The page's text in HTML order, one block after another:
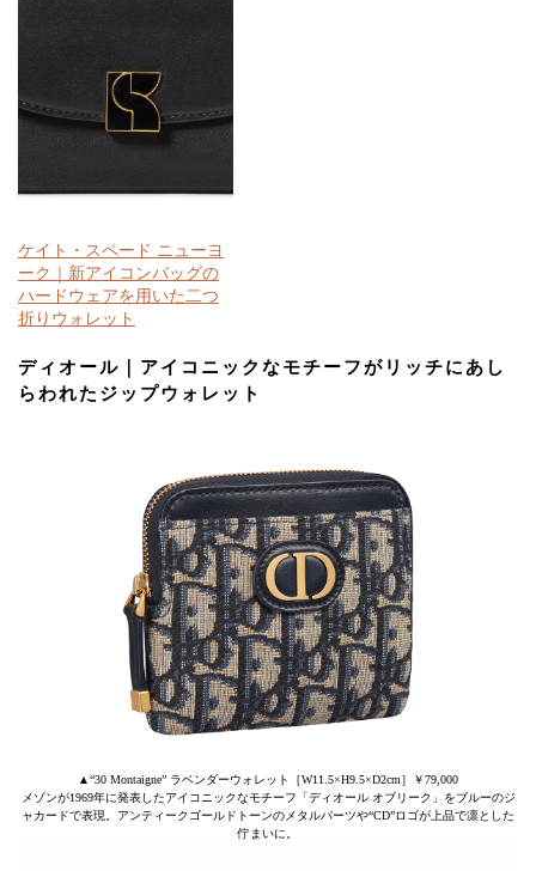
ケイト・スペード ニューヨ
ーク｜新アイコンバッグの
ハードウェアを用いた二つ
折りウォレット
ディオール｜アイコニックなモチーフがリッチにあし
らわれたジップウォレット
▲“30 Montaigne” ラベンダーウォレット［W11.5×H9.5×D2cm］￥79,000
メゾンが1969年に発表したアイコニックなモチーフ「ディオール オブリーク」をブルーのジ
ャカードで表現。アンティークゴールドトーンのメタルパーツや“CD”ロゴが上品で凛とした
佇まいに。